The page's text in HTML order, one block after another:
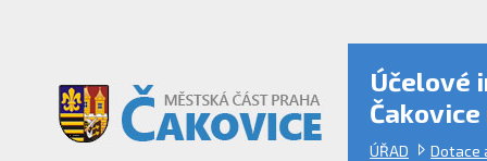
Účelové
Čakovice
ÚŘAD Dotace